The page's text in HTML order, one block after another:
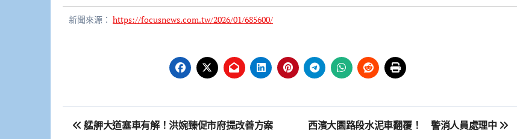
新聞來源： https://focusnews.com.tw/2026/01/685600/
文 艋舺大道塞車有解！洪婉臻促市府提改善方案 西濱大園路段水泥車翻覆！ 警消人員處理中